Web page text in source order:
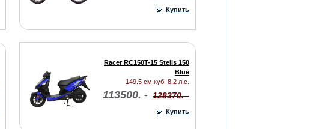
Купить
Racer RC150T-15 Stells 150
Blue
149.5 см.куб. 8.2 л.с.
113500. - 128370. -
Купить